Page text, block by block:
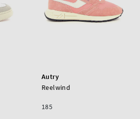
Autry
Reelwind
185